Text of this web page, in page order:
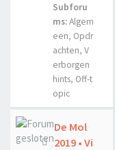
Subforu
ms:Algem
een, Opdr
achten, V
erborgen
hints, Off-t
opic
De Mol
2019 • Vi